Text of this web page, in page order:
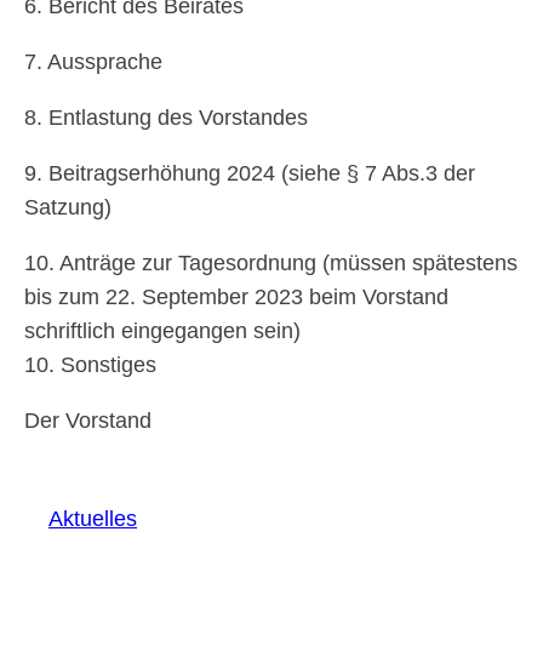
6. Bericht des Beirates
7. Aussprache
8. Entlastung des Vorstandes
9. Beitragserhöhung 2024 (siehe § 7 Abs.3 der
Satzung)
10. Anträge zur Tagesordnung (müssen spätestens
bis zum 22. September 2023 beim Vorstand
schriftlich eingegangen sein)
10. Sonstiges
Der Vorstand
Aktuelles